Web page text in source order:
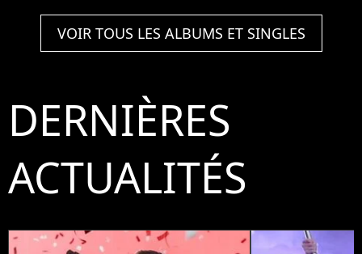
VOIR TOUS LES ALBUMS ET SINGLES
DERNIÈRES
ACTUALITÉS